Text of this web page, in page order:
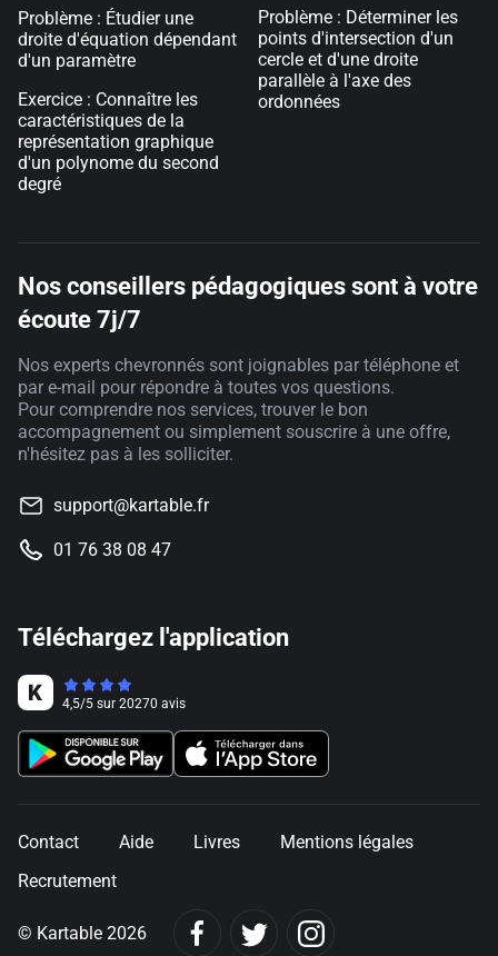
Problème : Étudier une
droite d'équation dépendant
d'un paramètre
Exercice : Connaître les
caractéristiques de la
représentation graphique
d'un polynome du second
degré
Problème : Déterminer les
points d'intersection d'un
cercle et d'une droite
parallèle à l'axe des
ordonnées
Nos conseillers pédagogiques sont à votre
écoute 7j/7
Nos experts chevronnés sont joignables par téléphone et
par e-mail pour répondre à toutes vos questions.
Pour comprendre nos services, trouver le bon
accompagnement ou simplement souscrire à une offre,
n'hésitez pas à les solliciter.
support@kartable.fr
01 76 38 08 47
Téléchargez l'application
4,5/5 sur 20270 avis
Contact Aide Livres
Mentions légales
Recrutement
© Kartable 2026